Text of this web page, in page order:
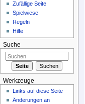
Zufällige Seite
Spielwiese
Regeln
Hilfe
Suche
Werkzeuge
Links auf diese Seite
Änderungen an